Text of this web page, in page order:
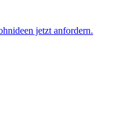
jetzt anfordern.